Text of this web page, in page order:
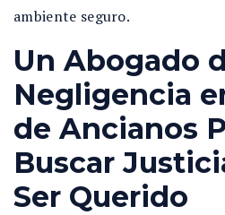
ambiente seguro.
Un Abogado
Negligencia
de Ancianos
Buscar
Ser Querido